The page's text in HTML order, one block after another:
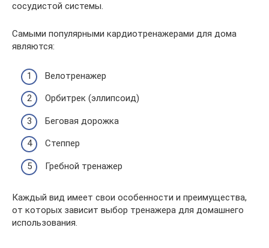
сосудистой системы.
Самыми популярными кардиотренажерами для дома
являются:
Велотренажер
Орбитрек (эллипсоид)
Беговая дорожка
Степпер
Гребной тренажер
Каждый вид имеет свои особенности и преимущества,
от которых зависит выбор тренажера для домашнего
использования.